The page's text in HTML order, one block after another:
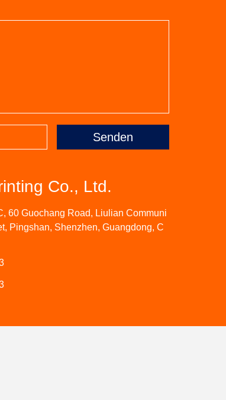
Senden
Co., Ltd.
60 Guochang Road, Liulian Communi
Pingshan, Shenzhen, Guangdong, C